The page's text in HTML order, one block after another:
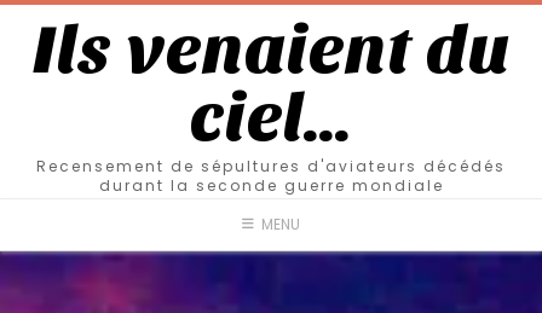
Ils venaient du
ciel…
Recensement de sépultures d'aviateurs décédés
durant la seconde guerre mondiale
MENU